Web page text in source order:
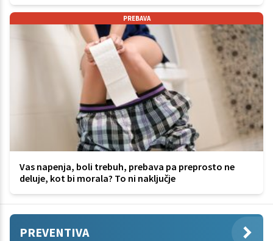
PREBAVA
Vas napenja, boli trebuh, prebava pa preprosto ne
deluje, kot bi morala? To ni naključje
PREVENTIVA